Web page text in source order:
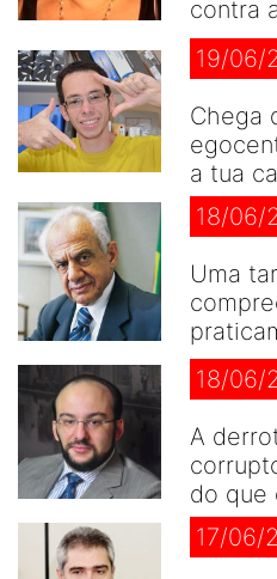
contra
19/06/
Chega
a tua
18/06/
Uma
18/06/
A
do que
17/06/